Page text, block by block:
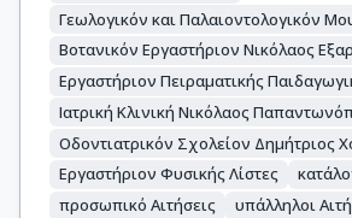
Γεωλογικόν και Παλαιοντολογικόν
Βοτανικόν Εργαστήριον Νικόλαος
Εργαστήριον Πειραματικής
Ιατρική Κλινική Νικόλαος
Οδοντιατρικόν Σχολείον Δημήτριος
Εργαστήριον Φυσικής Λίστες
προσωπικό Αιτήσεις
υπάλληλοι